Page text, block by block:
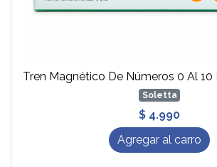
Soletta
$ 4.990
Agregar al carro